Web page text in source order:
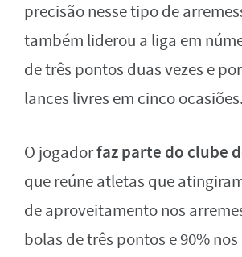
precisão nesse tipo de
também liderou a liga em
de três pontos duas vezes e
lances livres em cinco ocasiões.
O jogadorfaz parte do clube
que reúne atletas que
de aproveitamento nos
bolas de três pontos e 90%